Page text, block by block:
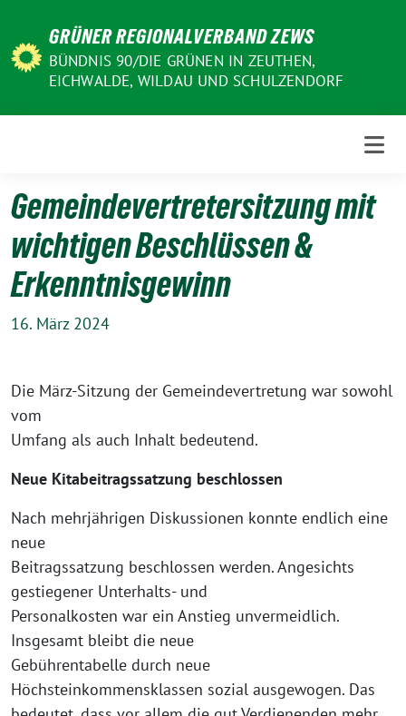
Inhalt
GRÜNER REGIONALVERBAND ZEWS
BÜNDNIS 90/DIE GRÜNEN IN ZEUTHEN,
EICHWALDE, WILDAU UND SCHULZENDORF
Gemeindevertretersitzung mit
wichtigen Beschlüssen &
Erkenntnisgewinn
16. März 2024
Die März-Sitzung der Gemeindevertretung war sowohl
vom
Umfang als auch Inhalt bedeutend.
Neue Kitabeitragssatzung beschlossen
Nach mehrjährigen Diskussionen konnte endlich eine
neue
Beitragssatzung beschlossen werden. Angesichts
gestiegener Unterhalts- und
Personalkosten war ein Anstieg unvermeidlich.
Insgesamt bleibt die neue
Gebührentabelle durch neue
Höchsteinkommensklassen sozial ausgewogen. Das